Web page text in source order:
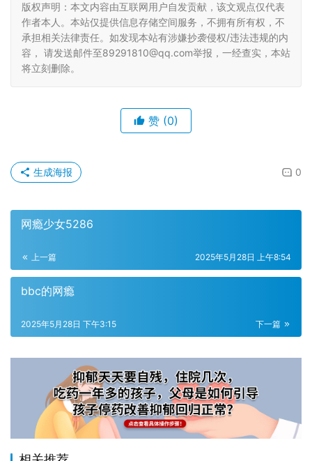
版权声明：本文内容由互联网用户自发贡献，该文观点仅代表
作者本人。本站仅提供信息存储空间服务，不拥有所有权，不
承担相关法律责任。如发现本站有涉嫌抄袭侵权/违法违规的内
容， 请发送邮件至89291810@qq.com举报，一经查实，本站
将立刻删除。
赞 (0)
0
生成海报
网瘾少女5286
上一篇 2025年5月28日 上午8:54
bbc的网瘾
下一篇
2025年5月28日 下午3:15